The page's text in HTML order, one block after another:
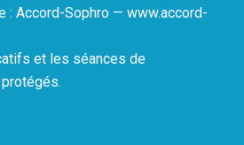
: Accord-Sophro — www.accord-
et les séances de